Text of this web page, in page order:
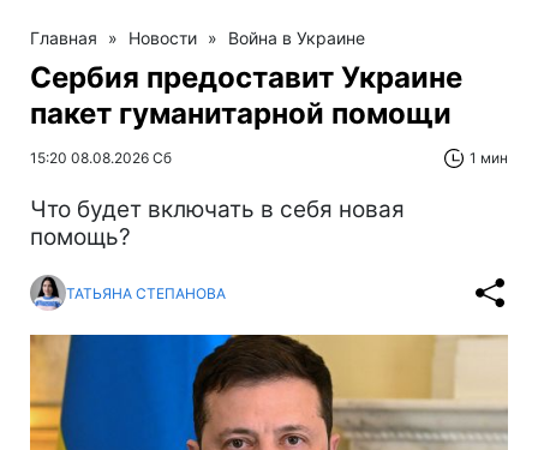
Главная » Новости » Война в Украине
Сербия предоставит Украине
пакет гуманитарной помощи
15:20 08.08.2026 Сб 1 мин
Что будет включать в себя новая
помощь?
ТАТЬЯНА СТЕПАНОВА